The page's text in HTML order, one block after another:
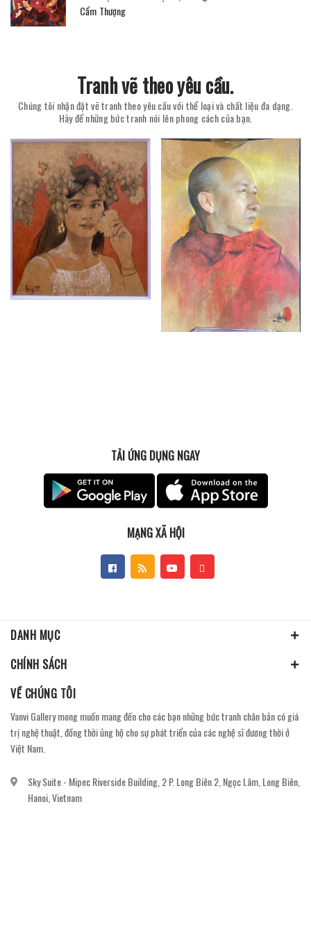
Cẩm Thượng
Tranh vẽ theo yêu cầu.
Chúng tôi nhận đặt vẽ tranh theo yêu cầu với thể loại và chất liệu đa dạng.
Hãy để những bức tranh nói lên phong cách của bạn.
TẢI ỨNG DỤNG NGAY
MẠNG XÃ HỘI
DANH MỤC
CHÍNH SÁCH
VỀ CHÚNG TÔI
Vanvi Gallery mong muốn mang đến cho các bạn những bức tranh chân bản có giá
trị nghệ thuật, đồng thời ủng hộ cho sự phát triển của các nghệ sĩ đương thời ở
Việt Nam.
Sky Suite - Mipec Riverside Building, 2 P. Long Biên 2, Ngọc Lâm, Long Biên,
Hanoi, Vietnam